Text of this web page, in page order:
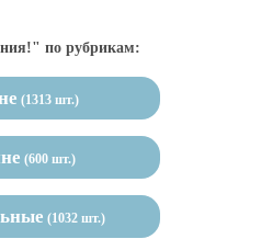
по рубрикам:
(1313 шт.)
(600 шт.)
(1032 шт.)